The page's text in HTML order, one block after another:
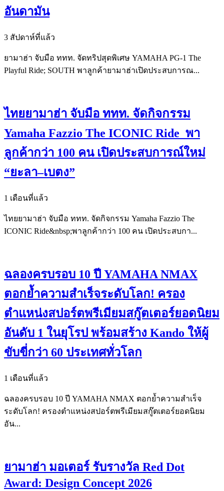
อันดามัน
3 สัปดาห์ที่แล้ว
ยามาฮ่า จับมือ ททท. จัดทริปสุดพิเศษ YAMAHA PG-1 The
Playful Ride; SOUTH พาลูกค้ายามาฮ่าเปิดประสบการณ...
ไทยยามาฮ่า จับมือ ททท. จัดกิจกรรม
Yamaha Fazzio The ICONIC Ride พา
ลูกค้ากว่า 100 คน เปิดประสบการณ์ใหม่
“ยะลา–เบตง”
1 เดือนที่แล้ว
ไทยยามาฮ่า จับมือ ททท. จัดกิจกรรม Yamaha Fazzio The
ICONIC Ride&nbsp;พาลูกค้ากว่า 100 คน เปิดประสบกา...
ฉลองครบรอบ 10 ปี YAMAHA NMAX
ตอกย้ำความสำเร็จระดับโลก! ครอง
ตำแหน่งสปอร์ตพรีเมียมสกู๊ตเตอร์ยอดนิยม
อันดับ 1 ในยุโรป พร้อมสร้าง Kando ให้ผู้
ขับขี่กว่า 60 ประเทศทั่วโลก
1 เดือนที่แล้ว
ฉลองครบรอบ 10 ปี YAMAHA NMAX ตอกย้ำความสำเร็จ
ระดับโลก! ครองตำแหน่งสปอร์ตพรีเมียมสกู๊ตเตอร์ยอดนิยม
อัน...
ยามาฮ่า มอเตอร์ รับรางวัล Red Dot
Award: Design Concept 2026